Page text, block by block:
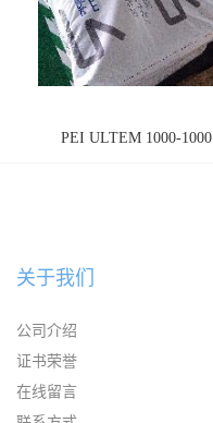
PEI ULTEM 1000-1000
关于我们
公司介绍
证书荣誉
在线留言